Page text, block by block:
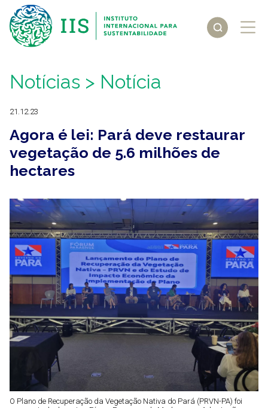
Notícias > Notícia
21.12.23
Agora é lei: Pará deve restaurar
vegetação de 5.6 milhões de
hectares
O Plano de Recuperação da Vegetação Nativa do Pará (PRVN-PA) foi